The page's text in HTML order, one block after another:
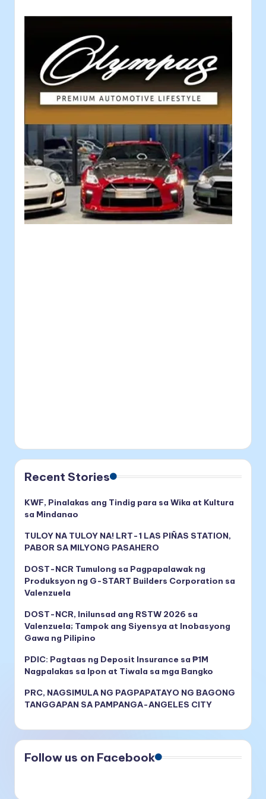
Recent Stories
KWF, Pinalakas ang Tindig para sa Wika at Kultura
sa Mindanao
TULOY NA TULOY NA! LRT-1 LAS PIÑAS STATION,
PABOR SA MILYONG PASAHERO
DOST-NCR Tumulong sa Pagpapalawak ng
Produksyon ng G-START Builders Corporation sa
Valenzuela
DOST-NCR, Inilunsad ang RSTW 2026 sa
Valenzuela; Tampok ang Siyensya at Inobasyong
Gawa ng Pilipino
PDIC: Pagtaas ng Deposit Insurance sa ₱1M
Nagpalakas sa Ipon at Tiwala sa mga Bangko
PRC, NAGSIMULA NG PAGPAPATAYO NG BAGONG
TANGGAPAN SA PAMPANGA-ANGELES CITY
Follow us on Facebook